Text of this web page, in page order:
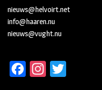
nieuws@helvoirt.net
info@haaren.nu
nieuws@vught.nu
Fa In